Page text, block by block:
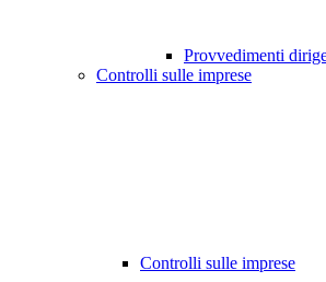
Provvedimenti
Controlli sulle imprese
Controlli sulle imprese